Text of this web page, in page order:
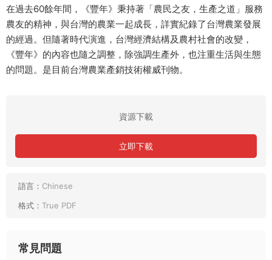
在過去60餘年間，《豐年》秉持著「農民之友，生產之道」服務
農友的精神，與台灣的農業一起成長，詳實紀錄了台灣農業發展
的經過。但隨著時代演進，台灣經濟結構及農村社會的改變，
《豐年》的內容也隨之調整，除強調生產外，也注重生活與生態
的問題。是目前台灣農業產銷技術權威刊物。
資源下載
立即下載
語言： Chinese
格式： True PDF
常見問題